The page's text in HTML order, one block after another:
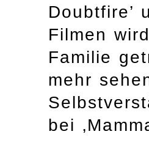
Doubtfire’
Filmen
Familie
mehr
bei